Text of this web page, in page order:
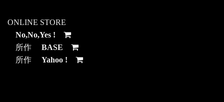
ONLINE STORE
No,No,Yes !
所作 BASE
所作 Yahoo !